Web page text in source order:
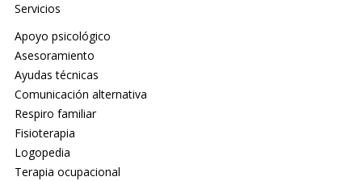
Servicios
Apoyo psicológico
Asesoramiento
Ayudas técnicas
Comunicación alternativa
Respiro familiar
Fisioterapia
Logopedia
Terapia ocupacional